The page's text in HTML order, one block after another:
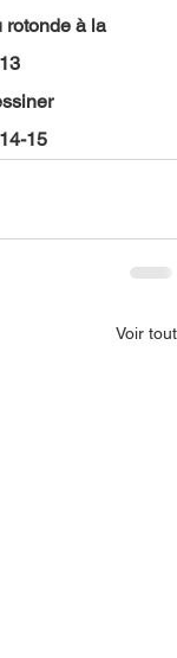
rotonde à la
15
Voir tout